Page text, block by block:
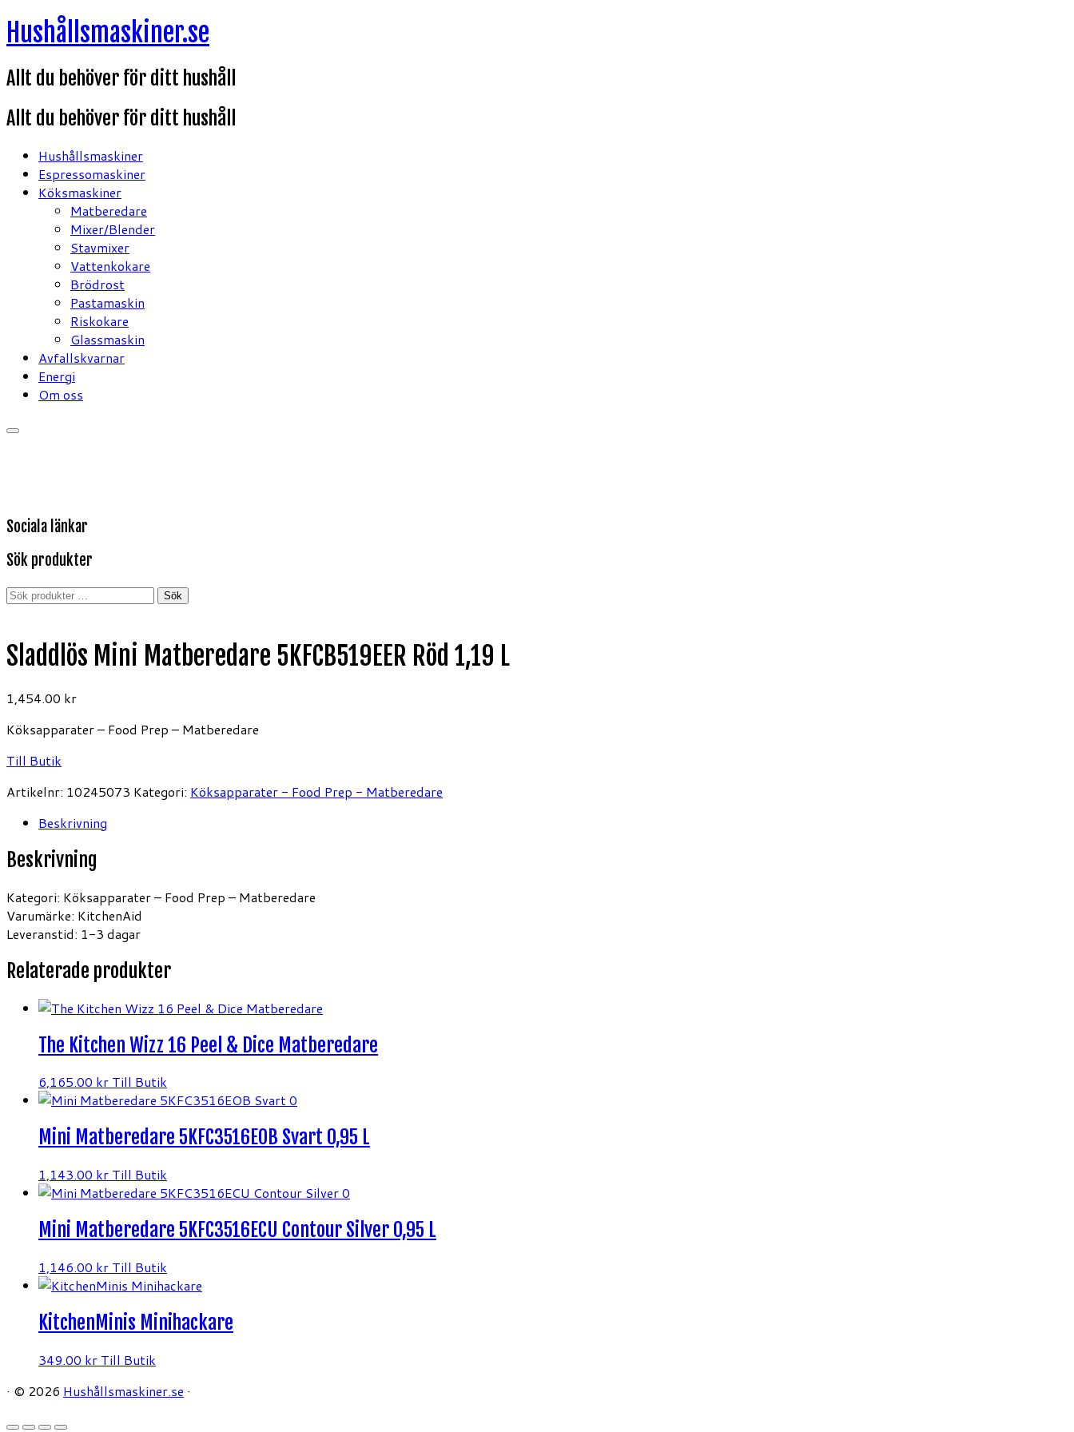
Hoppa
till
Hushållsmaskiner.se
Allt du behöver för ditt hushåll
Allt du behöver för ditt hushåll
Hushållsmaskiner
Espressomaskiner
Köksmaskiner
Matberedare
Mixer/Blender
Stavmixer
Vattenkokare
Brödrost
Pastamaskin
Riskokare
Glassmaskin
Avfallskvarnar
Energi
Om oss
Sociala länkar
Sök produkter
Sök
Sök
Sladdlös Mini Matberedare 5KFCB519EER Röd 1,19 L
1,454.00 kr
Köksapparater – Food Prep – Matberedare
Till Butik
Artikelnr: 10245073 Kategori: Köksapparater - Food Prep - Matberedare
Beskrivning
Beskrivning
Kategori: Köksapparater – Food Prep – Matberedare
Varumärke: KitchenAid
Leveranstid: 1-3 dagar
Relaterade produkter
The Kitchen Wizz 16 Peel & Dice Matberedare
6,165.00 kr Till Butik
Mini Matberedare 5KFC3516EOB Svart 0,95 L
1,143.00 kr Till Butik
Mini Matberedare 5KFC3516ECU Contour Silver 0,95 L
1,146.00 kr Till Butik
KitchenMinis Minihackare
349.00 kr Till Butik
· © 2026 Hushållsmaskiner.se ·